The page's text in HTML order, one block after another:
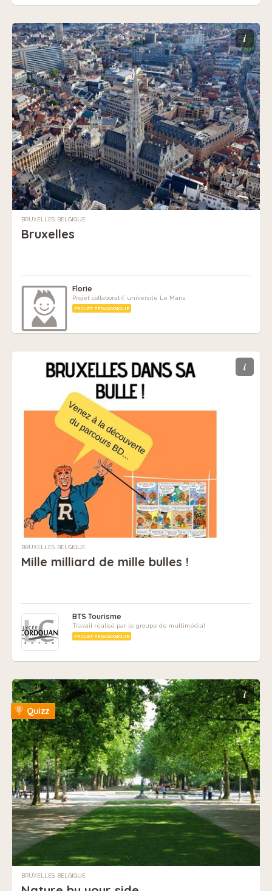
i
BRUXELLES, BELGIQUE
Bruxelles
Florie
Projet collaboratif, université Le Mans
PROJET PÉDAGOGIQUE
i
BRUXELLES, BELGIQUE
Mille milliard de mille bulles !
BTS Tourisme
Travail réalisé par le groupe de multimédia!
PROJET PÉDAGOGIQUE
i
Quizz
BRUXELLES, BELGIQUE